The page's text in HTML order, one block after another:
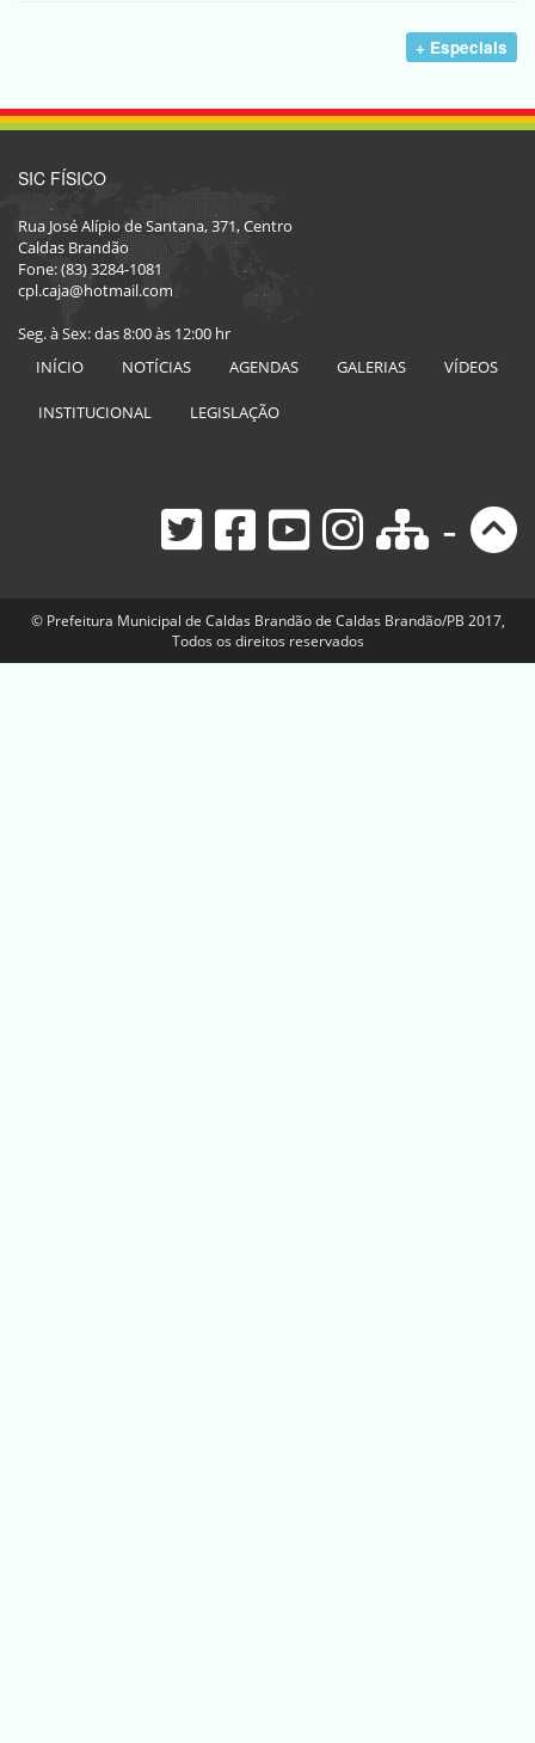
+ Especiais
SIC FÍSICO
Rua José Alípio de Santana, 371, Centro
Caldas Brandão
Fone: (83) 3284-1081
cpl.caja@hotmail.com
Seg. à Sex: das 8:00 às 12:00 hr
INÍCIO
NOTÍCIAS AGENDAS GALERIAS VÍDEOS
INSTITUCIONAL LEGISLAÇÃO
-
© Prefeitura Municipal de Caldas Brandão de Caldas Brandão/PB 2017,
Todos os direitos reservados